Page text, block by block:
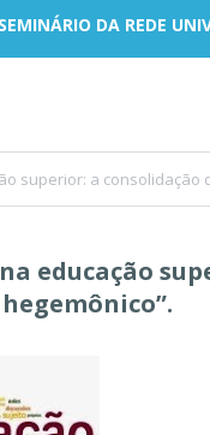
DA REDE
superior: a consolidação
educação